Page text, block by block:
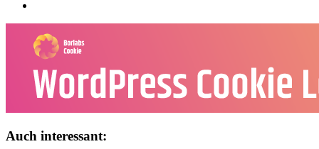
Auch interessant: